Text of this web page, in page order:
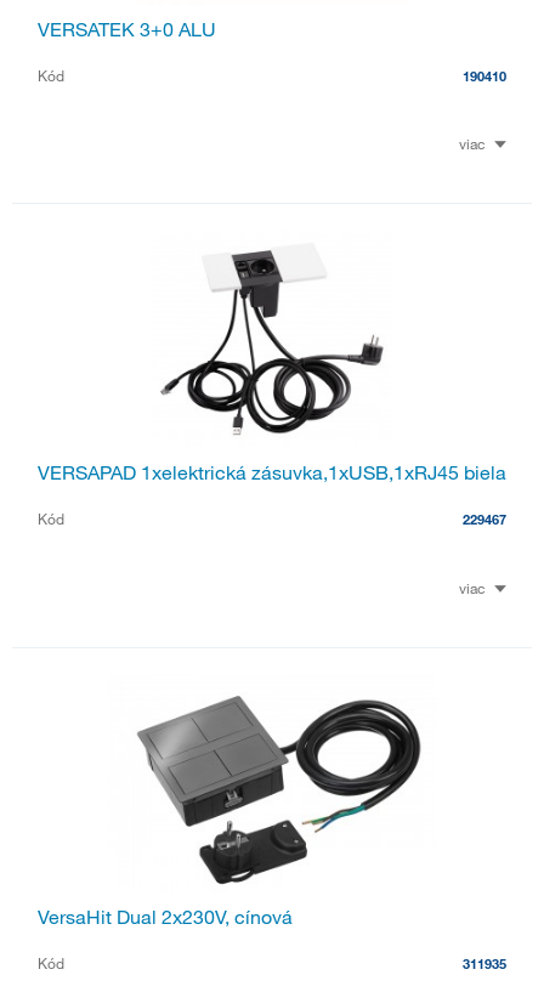
VERSATEK 3+0 ALU
Kód 190410
viac
VERSAPAD 1xelektrická zásuvka,1xUSB,1xRJ45 biela
Kód 229467
viac
VersaHit Dual 2x230V, cínová
Kód 311935